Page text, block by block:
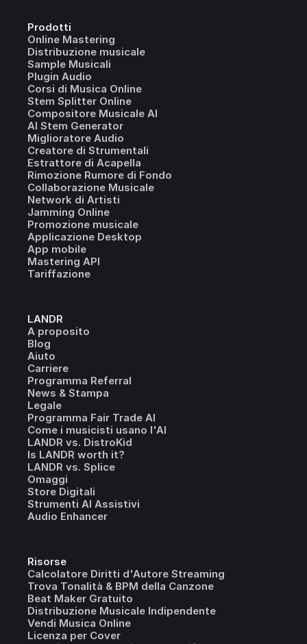
Prodotti
Online Mastering
Distribuzione musicale
Sample Musicali
Plugin Audio
Corsi di Musica Online
Stem Splitter Online
Compositore Musicale AI
AI Stem Generator
Miglioratore Audio
Creatore di Strumentali
Estrattore di Acapella
Rimozione Rumore di Fondo
Collaborazione Musicale
Network di Artisti
Jamming Online
Promozione musicale
Applicazione Desktop
App mobile
Mastering API
Tariffazione
LANDR
A proposito
Blog
Aiuto
Carriere
Programma Referral
News & Stampa
Legale
Programma Fair Trade AI
Come i musicisti usano l'AI
LANDR vs. DistroKid
Is LANDR worth it?
LANDR vs. Splice
Omaggi
Store Digitali
Strumenti AI Assistivi
Audio Enhancer
Risorse
Calcolatore Diritti d'Autore Streaming
Trova Tonalità & BPM della Canzone
Beat Maker Gratuito
Distribuzione Musicale Indipendente
Vendi Musica Online
Licenza per Cover